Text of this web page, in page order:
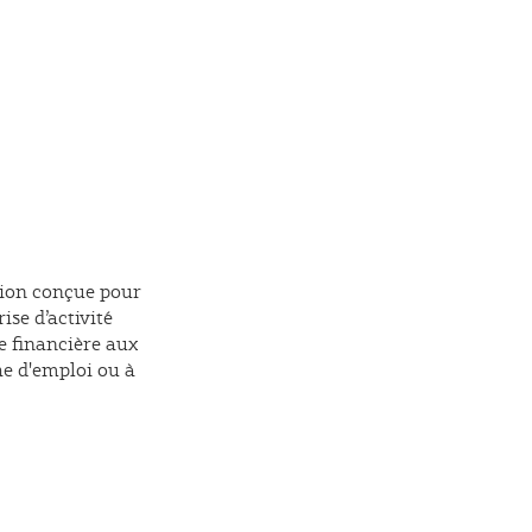
conçue pour
d’activité
financière aux
d'emploi ou à